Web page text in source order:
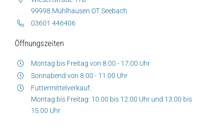
99998 Mühlhausen OT Seebach
03601 446406
Öffnungszeiten
Montag bis Freitag von 8:00 - 17:00 Uhr
Sonnabend von 8:00 - 11:00 Uhr
Futtermittelverkauf:
Montag bis Freitag: 10.00 bis 12.00 Uhr und 13.00 bis
15.00 Uhr
Unsere Marken-Familie